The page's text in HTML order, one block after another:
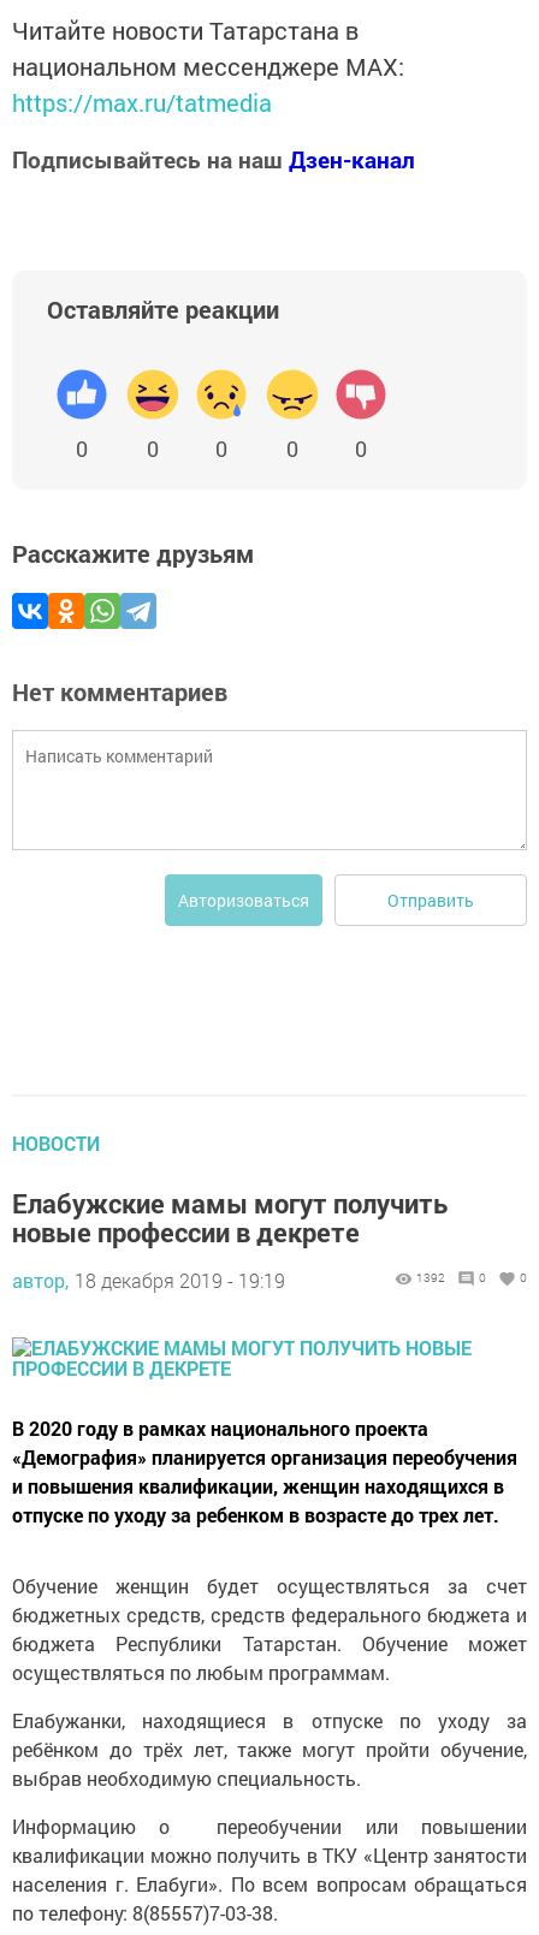
Читайте новости Татарстана в
национальном мессенджере MАХ:
https://max.ru/tatmedia
Подписывайтесь на наш Дзен-канал
Оставляйте реакции
0 0 0 0 0
Расскажите друзьям
Нет комментариев
Авторизоваться Отправить
НОВОСТИ
Елабужские мамы могут получить
новые профессии в декрете
автор, 18 декабря 2019 - 19:19 1392 0 0
В 2020 году в рамках национального проекта
«Демография» планируется организация переобучения
и повышения квалификации, женщин находящихся в
отпуске по уходу за ребенком в возрасте до трех лет.
Обучение женщин будет осуществляться за счет
бюджетных средств, средств федерального бюджета и
бюджета Республики Татарстан. Обучение может
осуществляться по любым программам.
Елабужанки, находящиеся в отпуске по уходу за
ребёнком до трёх лет, также могут пройти обучение,
выбрав необходимую специальность.
Информацию о переобучении или повышении
квалификации можно получить в ТКУ «Центр занятости
населения г. Елабуги». По всем вопросам обращаться
по телефону: 8(85557)7-03-38.